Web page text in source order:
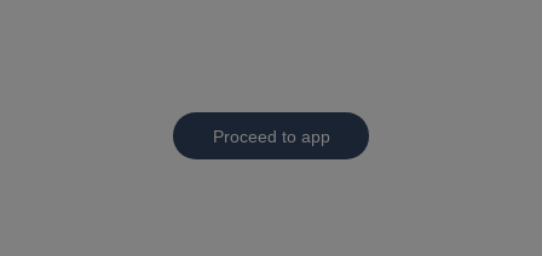
Proceed to app